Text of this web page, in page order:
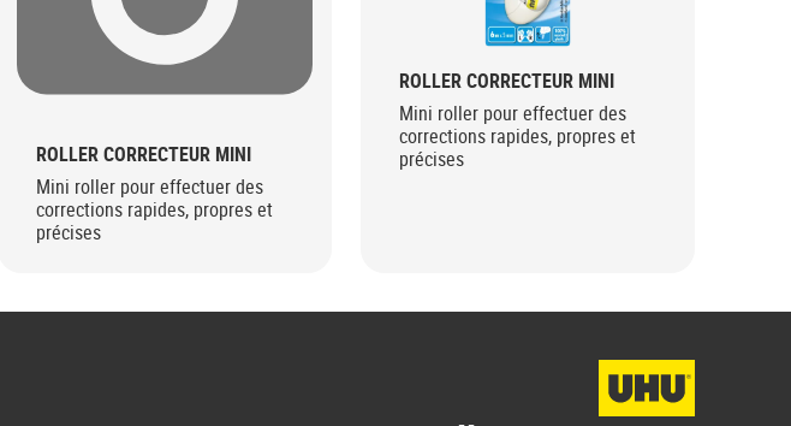
ROLLER CORRECTEUR MINI
Mini roller pour effectuer des
corrections rapides, propres et
précises
ROLLER CORRECTEUR MINI
Mini roller pour effectuer des
corrections rapides, propres et
précises